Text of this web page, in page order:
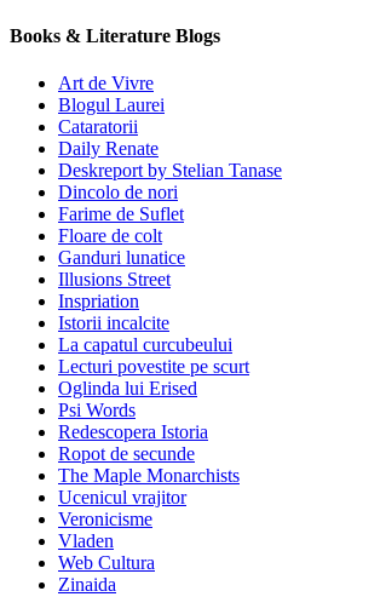
Books & Literature Blogs
Art de Vivre
Blogul Laurei
Cataratorii
Daily Renate
Deskreport by Stelian Tanase
Dincolo de nori
Farime de Suflet
Floare de colt
Ganduri lunatice
Illusions Street
Inspriation
Istorii incalcite
La capatul curcubeului
Lecturi povestite pe scurt
Oglinda lui Erised
Psi Words
Redescopera Istoria
Ropot de secunde
The Maple Monarchists
Ucenicul vrajitor
Veronicisme
Vladen
Web Cultura
Zinaida